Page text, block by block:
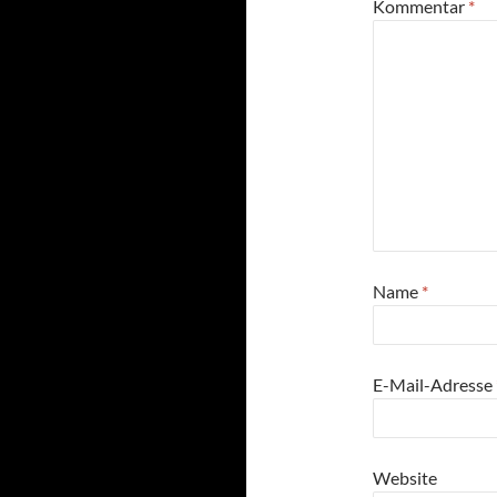
Kommentar *
Name *
E-Mail-Adresse
Website